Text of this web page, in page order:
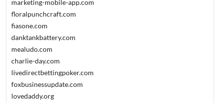
marketing-mobile-app.com
floralpunchcraft.com
fiasone.com
danktankbattery.com
mealudo.com
charlie-day.com
livedirectbettingpoker.com
foxbusinessupdate.com
lovedaddy.org